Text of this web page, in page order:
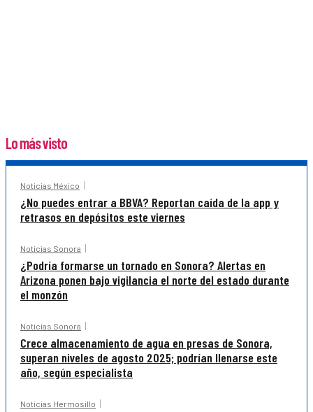
Lo más visto
Noticias México
¿No puedes entrar a BBVA? Reportan caída de la app y
retrasos en depósitos este viernes
Noticias Sonora
¿Podría formarse un tornado en Sonora? Alertas en
Arizona ponen bajo vigilancia el norte del estado durante
el monzón
Noticias Sonora
Crece almacenamiento de agua en presas de Sonora,
superan niveles de agosto 2025; podrían llenarse este
año, según especialista
Noticias Hermosillo